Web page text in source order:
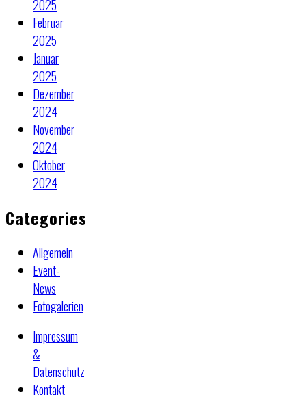
2025
Februar
2025
Januar
2025
Dezember
2024
November
2024
Oktober
2024
Categories
Allgemein
Event-
News
Fotogalerien
Impressum
&
Datenschutz
Kontakt